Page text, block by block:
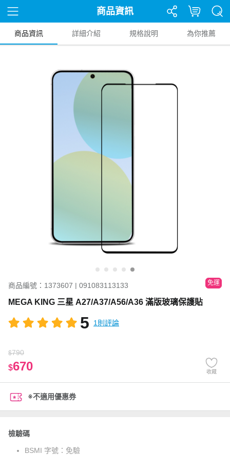
商品資訊
商品資訊 詳細介紹 規格說明 為你推薦
商品編號：1373607 | 091083113133 免運
MEGA KING 三星 A27/A37/A56/A36 滿版玻璃保護貼
5 1則評論
$790
$670 收藏
※不適用優惠券
檢驗碼
BSMI 字號： 免驗